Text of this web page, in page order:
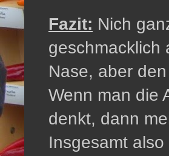
Fazit: Nich
geschmacklich
Nase, aber
Wenn man die
denkt, dann
Insgesamt